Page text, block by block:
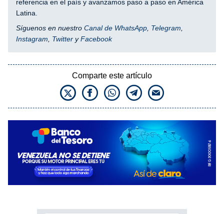
referencia en el país y avanzamos paso a paso en América
Latina.
Síguenos en nuestro Canal de WhatsApp Telegram
Instagram
Twitter yFacebook
Comparte este artículo